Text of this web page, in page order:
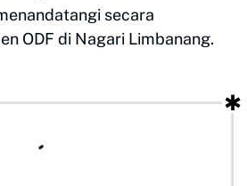
secara
ODF di Nagari Limbanang.